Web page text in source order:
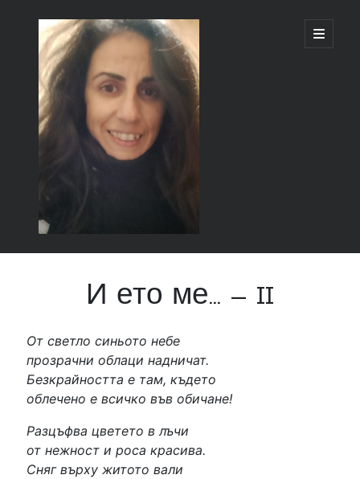
И
ето
ме...
Отвори
Странична
лента
Търсене
Последни публикации
„И ето ме…“ в Стара Загора – 03.06.2026 г.
Представяне на стихосбирката „И ето ме…“ в гр. Стара Загора
Няма дни последни…
„И ето ме…“ в Бяла черква – 26.11.2025 г.
Представяне на стихосбирката „И ето ме…“ в гр. Бяла Черква
И ето ме… – II
От светло синьото небе
прозрачни облаци надничат.
Безкрайността е там, където
облечено е всичко във обичане!
Разцъфва цветето в лъчи
от нежност и роса красива.
Сняг върху житото вали